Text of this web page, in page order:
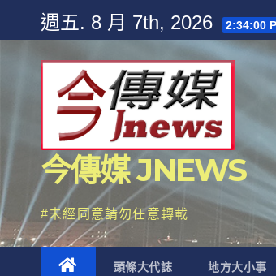
content
週五. 8 月 7th, 2026 2:34:02
今傳媒 JNEWS
#未經同意請勿任意轉載
頭條大代誌 地方大小事